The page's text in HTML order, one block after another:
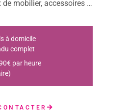
mobilier, accessoires …
à domicile
complet
par heure